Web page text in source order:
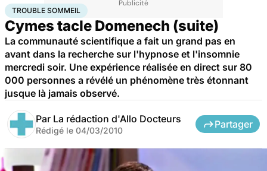
AccueilSantéTrouble sommeil
TROUBLE SOMMEIL
Cymes tacle Domenech (suite)
La communauté scientifique a fait un grand pas en
avant dans la recherche sur l'hypnose et l'insomnie
mercredi soir. Une expérience réalisée en direct sur 80
000 personnes a révélé un phénomène très étonnant
jusque là jamais observé.
Par La rédaction d'Allo Docteurs
Rédigé le 04/03/2010
Partager